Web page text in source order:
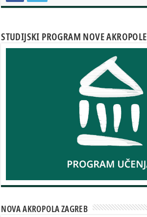
STUDIJSKI PROGRAM NOVE AKROPOLE
NOVA AKROPOLA ZAGREB